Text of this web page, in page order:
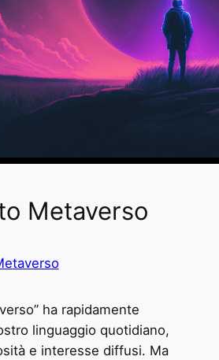
Metaverso
ha rapidamente
linguaggio quotidiano,
e interesse diffusi. Ma